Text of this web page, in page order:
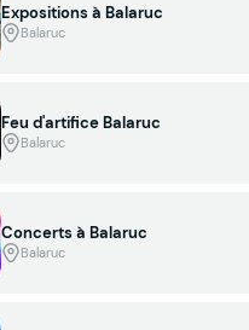
Expositions à Balaruc
Balaruc
Feu d'artifice Balaruc
Balaruc
Concerts à Balaruc
Balaruc